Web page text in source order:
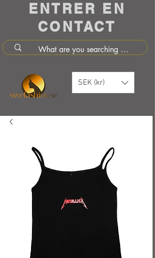
ENTRER EN
CONTACT
SEK (kr)